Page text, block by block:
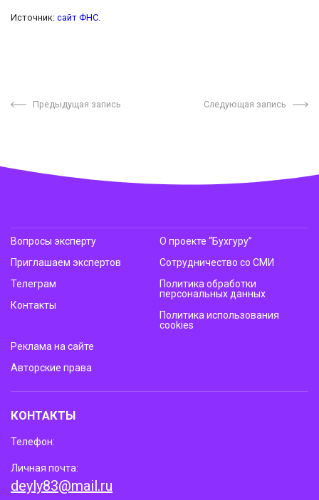
Источник: сайт ФНС
Предыдущая запись Следующая запись
Вопросы эксперту
Приглашаем экспертов
Телеграм
Контакты
О проекте “Бухгуру”
Сотрудничество со СМИ
Политика обработки
персональных данных
Политика использования
cookies
Реклама на сайте
Авторские права
КОНТАКТЫ
Телефон:
Личная почта:
deyly83@mail.ru